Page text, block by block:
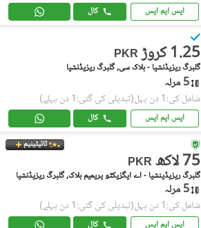
ایس ایم ایس کال
PKR 1.25 کروڑ
گلبرگ ریزیڈنشیا - بلاک سی, گلبرگ ریزیڈنشیا
5 مرلہ
شامل کی:1 دن پہل (تبدیلی کی گئی:1 دن پہلے)
ایس ایم ایس کال
ٹائیٹینیم
PKR 75 لاکھ
گلبرگ ریزیڈینشیا - اے ایگزیکٹو پریمیم بلاک, گلبرگ ریزیڈنشیا
5 مرلہ
شامل کی:1 دن پہل (تبدیلی کی گئی:1 دن پہلے)
ایس ایم ایس کال